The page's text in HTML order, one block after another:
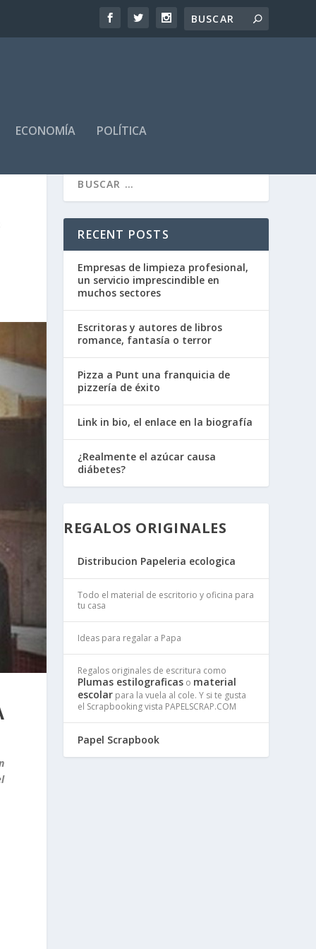
ECONOMÍA POLÍTICA
RECENT POSTS
Empresas de limpieza profesional,
un servicio imprescindible en
muchos sectores
Escritoras y autores de libros
romance, fantasía o terror
Pizza a Punt una franquicia de
pizzería de éxito
Link in bio, el enlace en la biografía
¿Realmente el azúcar causa
diábetes?
REGALOS ORIGINALES
Distribucion Papeleria ecologica
Todo el material de escritorio y oficina para
tu casa
Ideas para regalar a Papa
Regalos originales de escritura como
Plumas estilograficas o material
escolar para la vuela al cole. Y si te gusta
el Scrapbooking vista PAPELSCRAP.COM
Papel Scrapbook